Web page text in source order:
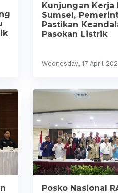
Kunjungan Kerja
Sumsel,
Pastikan
Pasokan Listrik
Wednesday, 17 April
Posko Nasional